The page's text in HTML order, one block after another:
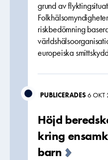
grund av
riskbedömning
europeiska
PUBLICERADES6 OKT
Höjd
kring
barn